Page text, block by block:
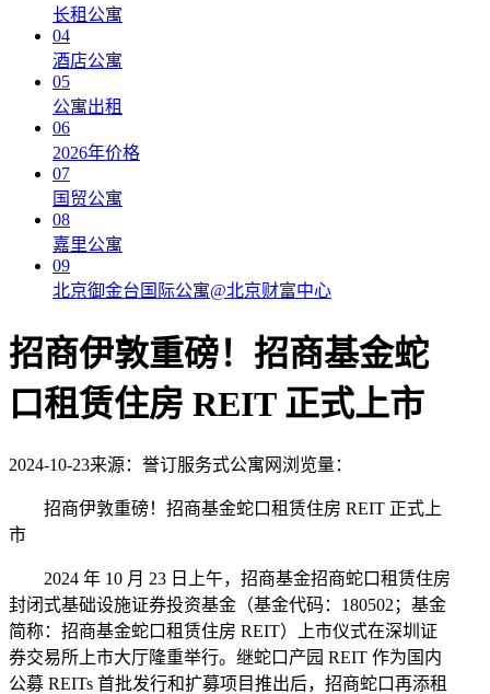
长租公寓
04
酒店公寓
05
公寓出租
06
2026年价格
07
国贸公寓
08
嘉里公寓
09
北京御金台国际公寓@北京财富中心
招商伊敦重磅！招商基金蛇
口租赁住房 REIT 正式上市
2024-10-23来源：誉订服务式公寓网 浏览量：
招商伊敦重磅！招商基金蛇口租赁住房 REIT 正式上
市
2024 年 10 月 23 日上午，招商基金招商蛇口租赁住房
封闭式基础设施证券投资基金（基金代码：180502；基金
简称：招商基金蛇口租赁住房 REIT）上市仪式在深圳证
券交易所上市大厅隆重举行。继蛇口产园 REIT 作为国内
公募 REITs 首批发行和扩募项目推出后，招商蛇口再添租